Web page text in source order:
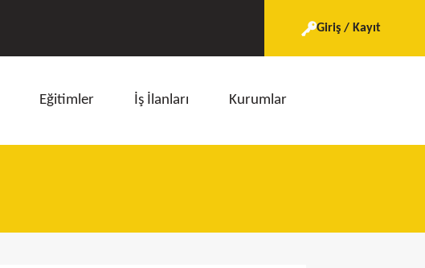
Giriş / Kayıt
Eğitimler İş İlanları Kurumlar